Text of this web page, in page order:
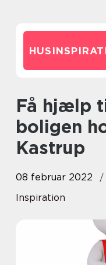
Få hjælp til maling af
boligen
Kastrup
08 februar 2022
Inspiration